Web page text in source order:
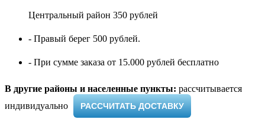
Центральный район 350 рублей
- Правый берег 500 рублей.
- При сумме заказа от 15.000 рублей бесплатно
В другие районы и населенные пункты: рассчитывается
индивидуально ​
РАССЧИТАТЬ ДОСТАВКУ